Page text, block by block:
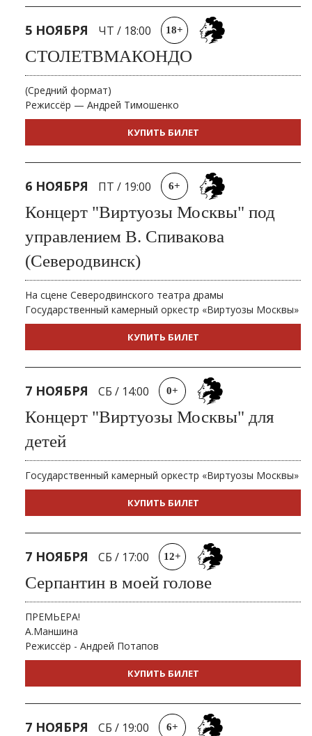
5 НОЯБРЯ ЧТ / 18:00 18+
СТОЛЕТВМАКОНДО
(Средний формат)
Режиссёр — Андрей Тимошенко
КУПИТЬ БИЛЕТ
6 НОЯБРЯ ПТ / 19:00 6+
Концерт "Виртуозы Москвы" под
управлением В. Спивакова
(Северодвинск)
На сцене Северодвинского театра драмы
Государственный камерный оркестр «Виртуозы Москвы»
КУПИТЬ БИЛЕТ
7 НОЯБРЯ СБ / 14:00 0+
Концерт "Виртуозы Москвы" для
детей
Государственный камерный оркестр «Виртуозы Москвы»
КУПИТЬ БИЛЕТ
7 НОЯБРЯ СБ / 17:00 12+
Серпантин в моей голове
ПРЕМЬЕРА!
А.Маншина
Режиссёр - Андрей Потапов
КУПИТЬ БИЛЕТ
7 НОЯБРЯ СБ / 19:00 6+